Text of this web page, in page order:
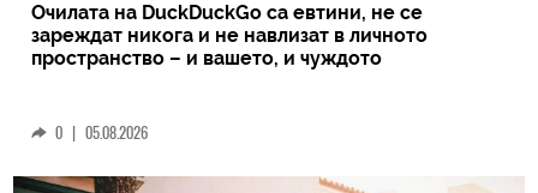
Очилата на DuckDuckGo са евтини, не се
зареждат никога и не навлизат в личното
пространство – и вашето, и чуждото
0 | 05.08.2026